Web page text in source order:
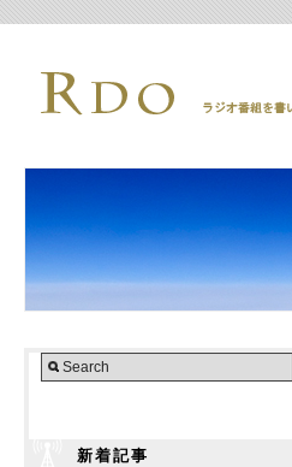
新着記事